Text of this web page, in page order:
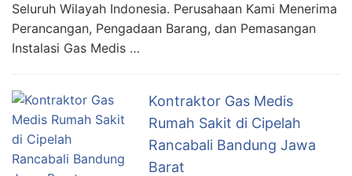
Seluruh Wilayah Indonesia. Perusahaan Kami Menerima
Perancangan, Pengadaan Barang, dan Pemasangan
Instalasi Gas Medis …
Kontraktor Gas Medis
Rumah Sakit di Cipelah
Rancabali Bandung Jawa
Barat